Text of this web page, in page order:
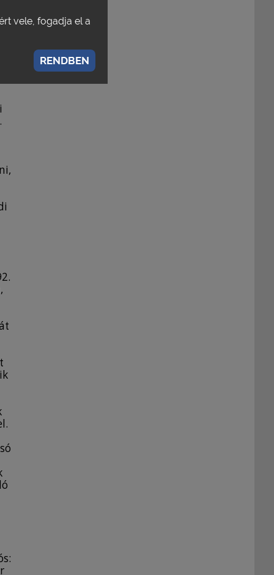
vele, fogadja el a
RENDBEN